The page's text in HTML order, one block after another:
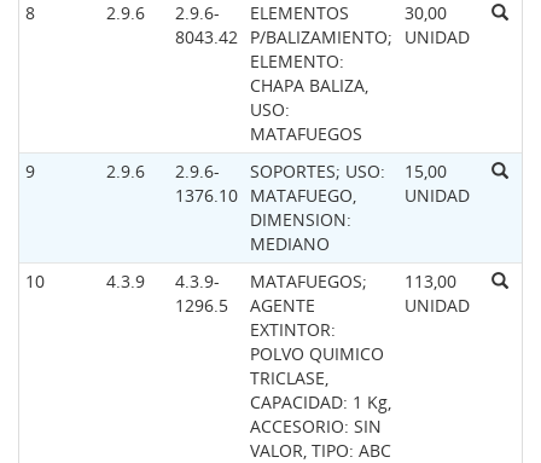
8 2.9.6
2.9.6-
8043.42
ELEMENTOS
P/BALIZAMIENTO;
ELEMENTO:
CHAPA BALIZA,
USO:
MATAFUEGOS
30,00
UNIDAD
9 2.9.6
2.9.6-
1376.10
SOPORTES; USO:
MATAFUEGO,
DIMENSION:
MEDIANO
15,00
UNIDAD
10 4.3.9
4.3.9-
1296.5
MATAFUEGOS;
AGENTE
EXTINTOR:
POLVO QUIMICO
TRICLASE,
CAPACIDAD: 1 Kg,
ACCESORIO: SIN
VALOR, TIPO: ABC
113,00
UNIDAD